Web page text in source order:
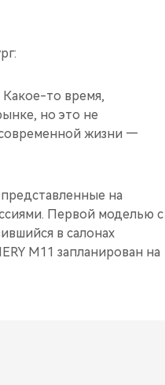
то время,
но это не
жизни —
на
Первой моделью с
в салонах
M11 запланирован на